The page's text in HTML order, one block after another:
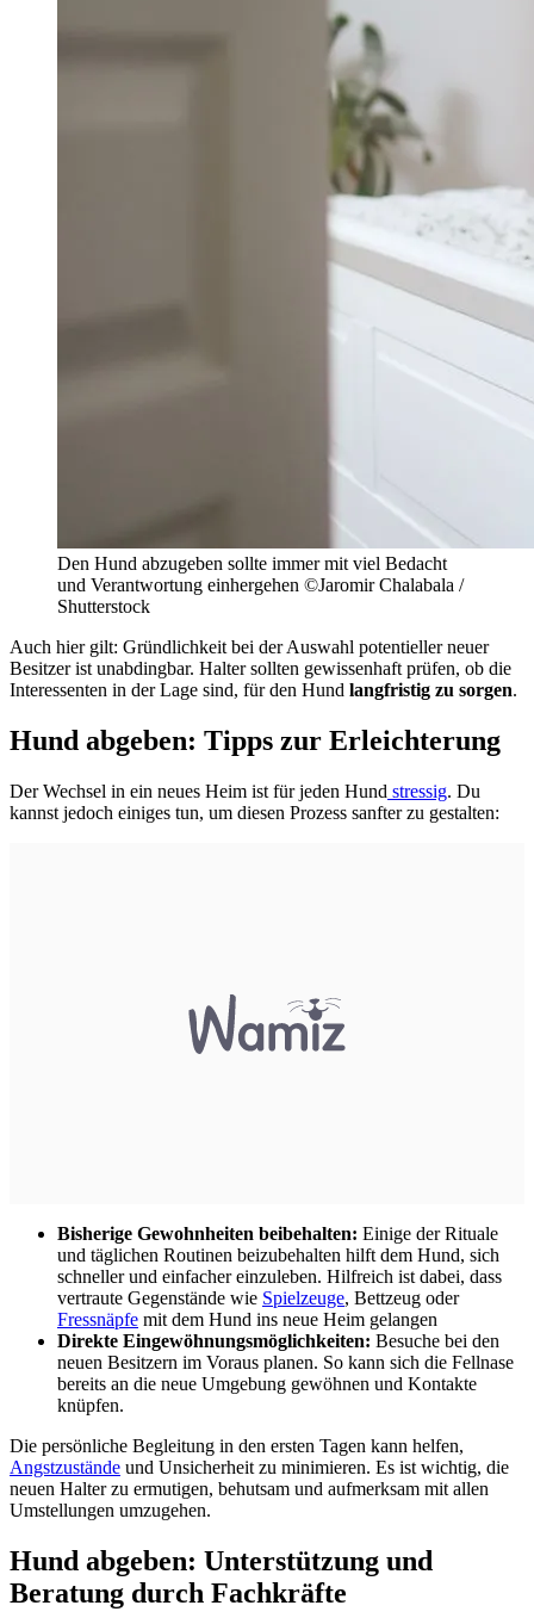
Den Hund abzugeben sollte immer mit viel Bedacht
und Verantwortung einhergehen ©Jaromir Chalabala /
Shutterstock
Auch hier gilt: Gründlichkeit bei der Auswahl potentieller neuer
Besitzer ist unabdingbar. Halter sollten gewissenhaft prüfen, ob die
Interessenten in der Lage sind, für den Hund langfristig zu sorgen.
Hund abgeben: Tipps zur Erleichterung
Der Wechsel in ein neues Heim ist für jeden Hund stressig. Du
kannst jedoch einiges tun, um diesen Prozess sanfter zu gestalten:
Bisherige Gewohnheiten beibehalten: Einige der Rituale
und täglichen Routinen beizubehalten hilft dem Hund, sich
schneller und einfacher einzuleben. Hilfreich ist dabei, dass
vertraute Gegenstände wie Spielzeuge, Bettzeug oder
Fressnäpfe mit dem Hund ins neue Heim gelangen
Direkte Eingewöhnungsmöglichkeiten: Besuche bei den
neuen Besitzern im Voraus planen. So kann sich die Fellnase
bereits an die neue Umgebung gewöhnen und Kontakte
knüpfen.
Die persönliche Begleitung in den ersten Tagen kann helfen,
Angstzustände und Unsicherheit zu minimieren. Es ist wichtig, die
neuen Halter zu ermutigen, behutsam und aufmerksam mit allen
Umstellungen umzugehen.
Hund abgeben: Unterstützung und
Beratung durch Fachkräfte